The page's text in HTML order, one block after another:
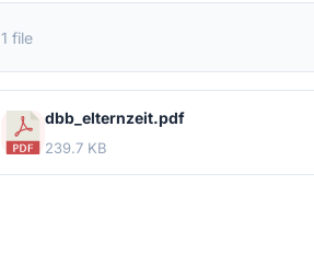
1 file
dbb_elternzeit.pdf
239.7 KB